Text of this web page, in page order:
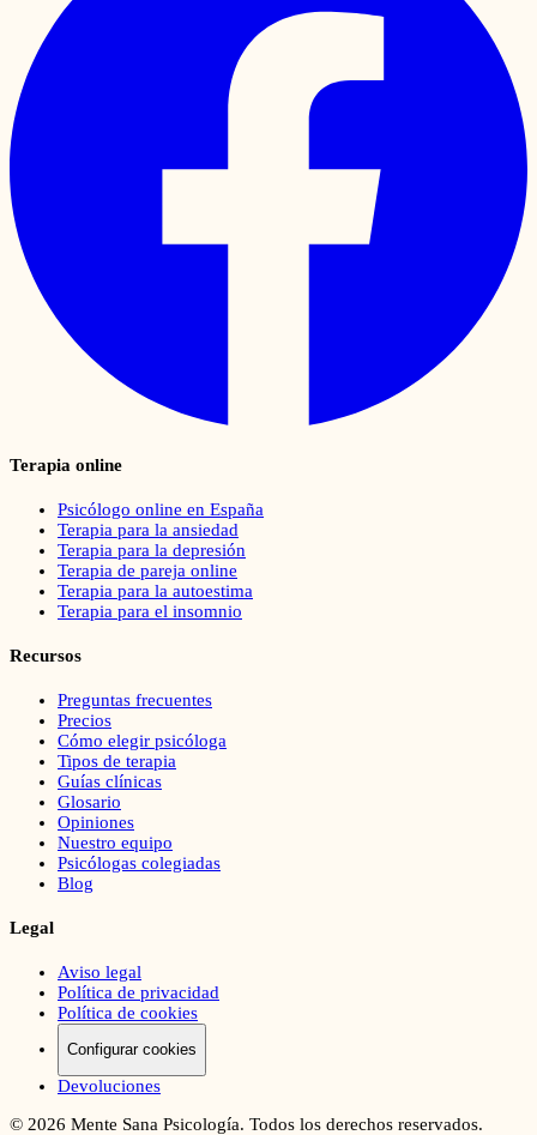
Terapia online
Psicólogo online en España
Terapia para la ansiedad
Terapia para la depresión
Terapia de pareja online
Terapia para la autoestima
Terapia para el insomnio
Recursos
Preguntas frecuentes
Precios
Cómo elegir psicóloga
Tipos de terapia
Guías clínicas
Glosario
Opiniones
Nuestro equipo
Psicólogas colegiadas
Blog
Legal
Aviso legal
Política de privacidad
Política de cookies
Configurar cookies
Devoluciones
© 2026 Mente Sana Psicología. Todos los derechos reservados.